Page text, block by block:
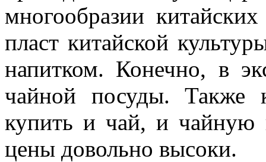
многообразии
пласт китайской
напитком. Конечно, в
чайной посуды. Также
купить и чай, и чайную
цены довольно высоки.